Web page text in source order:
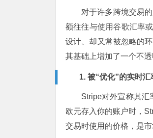
对于许多跨境交易
额往往与使用谷歌汇率
设计、却又常被忽略的
其基础上增加了一个不透
1. 被“优化”的实时
Stripe对外宣称其汇
欧元存入你的账户时，
交易时使用的价格，是